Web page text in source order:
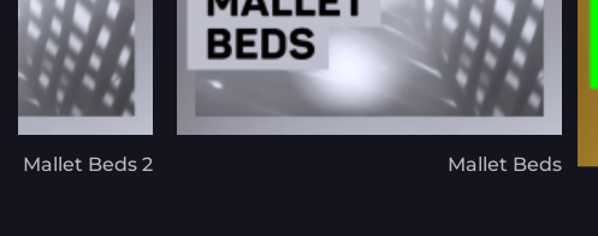
Mallet Beds
Mallet Beds 2